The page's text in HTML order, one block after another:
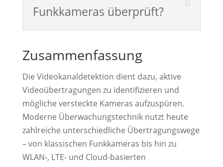
Funkkameras überprüft?
Zusammenfassung
Die Videokanaldetektion dient dazu, aktive
Videoübertragungen zu identifizieren und
mögliche versteckte Kameras aufzuspüren.
Moderne Überwachungstechnik nutzt heute
zahlreiche unterschiedliche Übertragungswege
– von klassischen Funkkameras bis hin zu
WLAN-, LTE- und Cloud-basierten